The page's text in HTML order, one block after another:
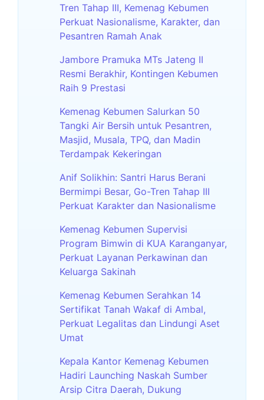
Tren Tahap III, Kemenag Kebumen
Perkuat Nasionalisme, Karakter, dan
Pesantren Ramah Anak
Jambore Pramuka MTs Jateng II
Resmi Berakhir, Kontingen Kebumen
Raih 9 Prestasi
Kemenag Kebumen Salurkan 50
Tangki Air Bersih untuk Pesantren,
Masjid, Musala, TPQ, dan Madin
Terdampak Kekeringan
Anif Solikhin: Santri Harus Berani
Bermimpi Besar, Go-Tren Tahap III
Perkuat Karakter dan Nasionalisme
Kemenag Kebumen Supervisi
Program Bimwin di KUA Karanganyar,
Perkuat Layanan Perkawinan dan
Keluarga Sakinah
Kemenag Kebumen Serahkan 14
Sertifikat Tanah Wakaf di Ambal,
Perkuat Legalitas dan Lindungi Aset
Umat
Kepala Kantor Kemenag Kebumen
Hadiri Launching Naskah Sumber
Arsip Citra Daerah, Dukung